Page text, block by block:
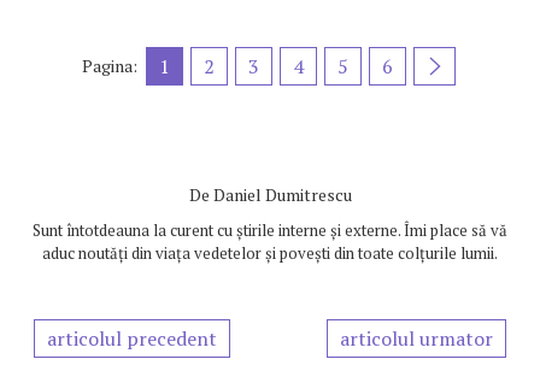
Pagina: 1 2 3 4 5 6
De Daniel Dumitrescu
Sunt întotdeauna la curent cu știrile interne și externe. Îmi place să vă
aduc noutăți din viața vedetelor și povești din toate colțurile lumii.
articolul precedent articolul urmator